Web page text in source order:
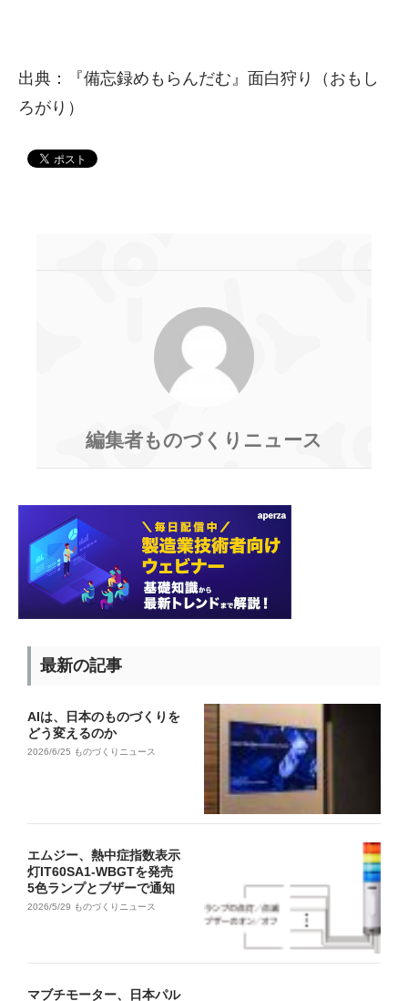
出典：『備忘録めもらんだむ』面白狩り（おもし
ろがり）
編集者ものづくりニュース
最新の記事
AIは、日本のものづくりを
どう変えるのか
2026/6/25 ものづくりニュース
エムジー、熱中症指数表示
灯IT60SA1-WBGTを発売
5色ランプとブザーで通知
2026/5/29 ものづくりニュース
マブチモーター、日本パル